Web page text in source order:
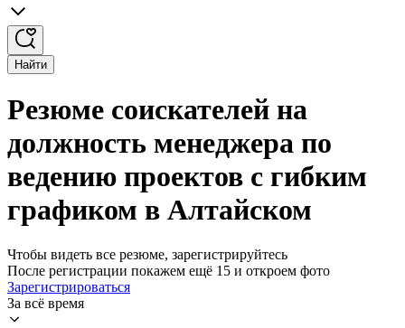
Найти
Резюме соискателей на
должность менеджера по
ведению проектов с гибким
графиком в Алтайском
Чтобы видеть все резюме, зарегистрируйтесь
После регистрации покажем ещё 15 и откроем фото
Зарегистрироваться
За всё время